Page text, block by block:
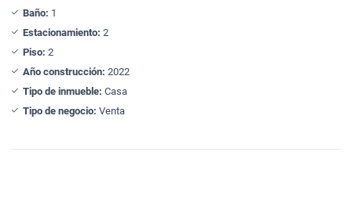
Baño: 1
Estacionamiento: 2
Piso: 2
Año construcción: 2022
Tipo de inmueble: Casa
Tipo de negocio: Venta